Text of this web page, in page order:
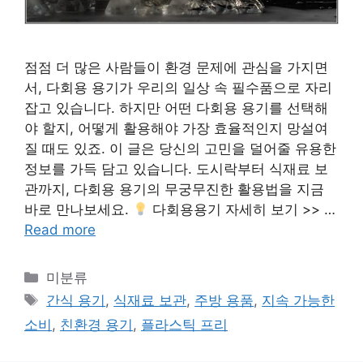
점점 더 많은 사람들이 환경 문제에 관심을 가지면
서, 다회용 용기가 우리의 일상 속 필수품으로 자리
잡고 있습니다. 하지만 어떤 다회용 용기를 선택해
야 할지, 어떻게 활용해야 가장 효율적인지 망설여
질 때도 있죠. 이 글은 당신의 고민을 덜어줄 유용한
정보를 가득 담고 있습니다. 도시락부터 식재료 보
관까지, 다회용 용기의 무궁무진한 활용법을 지금
바로 만나보세요.
다회용용기 자세히 보기 >> …
Read more
Categories
미분류
Tags
간식 용기 , 식재료 보관, 주방 용품, 지속 가능한
소비 , 친환경 용기 , 플라스틱 프리